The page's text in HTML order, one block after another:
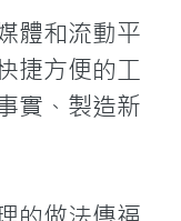
體和流動平
捷方便的工
實、製造新